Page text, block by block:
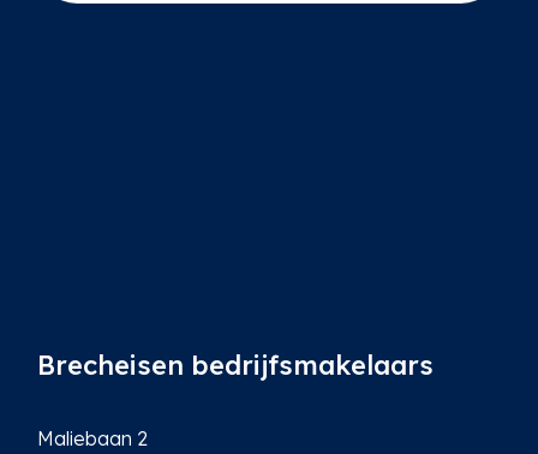
Brecheisen bedrijfsmakelaars
Maliebaan 2